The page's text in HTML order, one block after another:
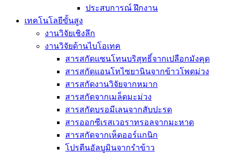
ประสบการณ์ ฝึกงาน
เทคโนโลยีขั้นสูง
งานวิจัยเชิงลึก
งานวิจัยด้านไบโอเทค
สารสกัดแซนโทนบริสุทธิ์จากเปลือกมังคุด
สารสกัดแอนโทไซยานินจากข้าวโพดม่วง
สารสกัดงานวิจัยจากหมาก
สารสกัดจากเมล็ดมะม่วง
สารสกัดบรอมีเลนจากสับปะรด
สารออกซีเรสเวอราทรอลจากมะหาด
สารสกัดจากเห็ดออร์แกนิก
โปรตีนอัลบูมินจากรำข้าว